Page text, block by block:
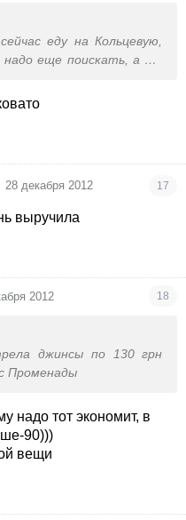
еду на Кольцевую,
еще поискать, а то
что отпишетесь тут,
28 декабря 2012 17
выручила
2012 18
джинсы по 130 грн
Променады
надо тот экономит, в
90)))
вещи